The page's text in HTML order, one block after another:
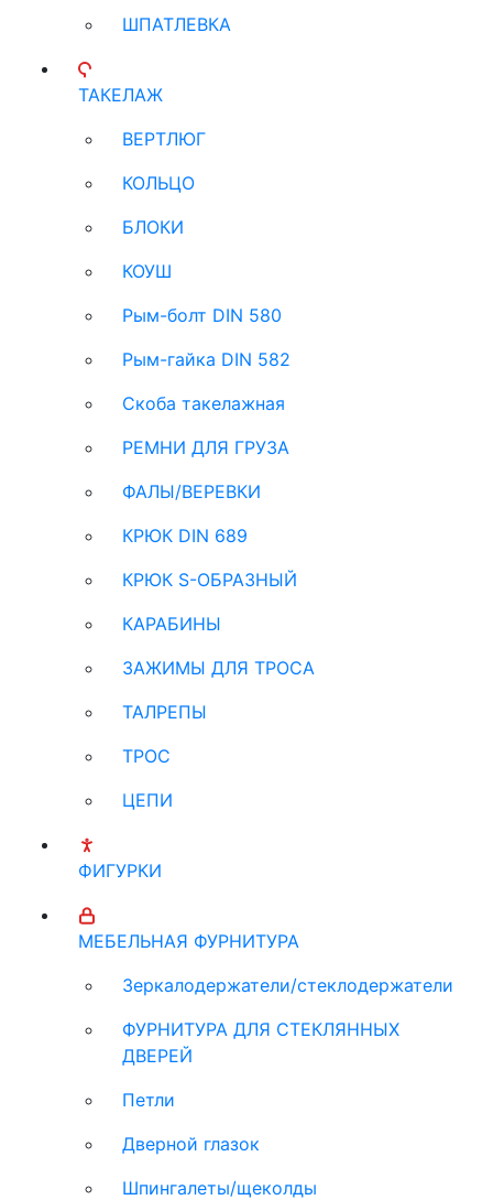
ШПАТЛЕВКА
ТАКЕЛАЖ
ВЕРТЛЮГ
КОЛЬЦО
БЛОКИ
КОУШ
Рым-болт DIN 580
Рым-гайка DIN 582
Скоба такелажная
РЕМНИ ДЛЯ ГРУЗА
ФАЛЫ/ВЕРЕВКИ
КРЮК DIN 689
КРЮК S-ОБРАЗНЫЙ
КАРАБИНЫ
ЗАЖИМЫ ДЛЯ ТРОСА
ТАЛРЕПЫ
ТРОС
ЦЕПИ
ФИГУРКИ
МЕБЕЛЬНАЯ ФУРНИТУРА
Зеркалодержатели/стеклодержатели
ФУРНИТУРА ДЛЯ СТЕКЛЯННЫХ
ДВЕРЕЙ
Петли
Дверной глазок
Шпингалеты/щеколды